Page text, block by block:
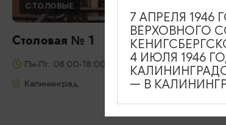
СТОЛОВЫЕ
Столовая № 1
Пн-Пт: 08:00-18:00
Калининград
7 АПРЕЛЯ
ВЕРХОВНОГО
4 ИЮЛЯ 1946
— В